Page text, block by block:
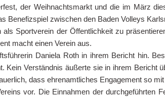
der Weihnachtsmarkt und die im März
Benefizspiel zwischen den Baden Volleys
Sportverein der Öffentlichkeit zu
macht einen Verein aus.
Daniela Roth in ihrem Bericht hin.
Verständnis äußerte sie in ihrem Bericht
dass ehrenamtliches Engagement so
vor. Die Einnahmen der durchgeführten